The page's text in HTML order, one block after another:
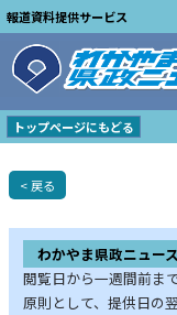
報道資料提供サービス
トップページにもどる
< 戻る
わかやま県政ニュー
閲覧日から一週間前ま
原則として、提供日の